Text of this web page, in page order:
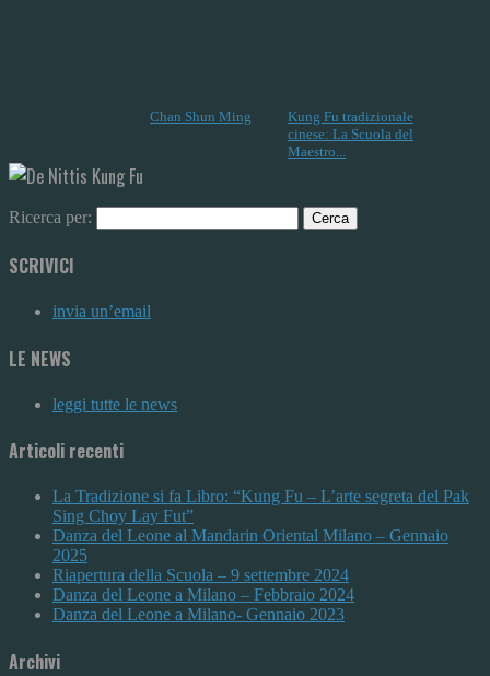
Chan Shun Ming
Kung Fu tradizionale
cinese: La Scuola del
Maestro...
Ricerca per:
SCRIVICI
invia un’email
LE NEWS
leggi tutte le news
Articoli recenti
La Tradizione si fa Libro: “Kung Fu – L’arte segreta del Pak
Sing Choy Lay Fut”
Danza del Leone al Mandarin Oriental Milano – Gennaio
2025
Riapertura della Scuola – 9 settembre 2024
Danza del Leone a Milano – Febbraio 2024
Danza del Leone a Milano- Gennaio 2023
Archivi